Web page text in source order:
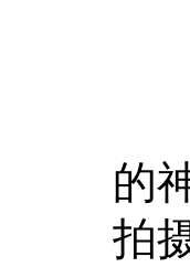
的
拍